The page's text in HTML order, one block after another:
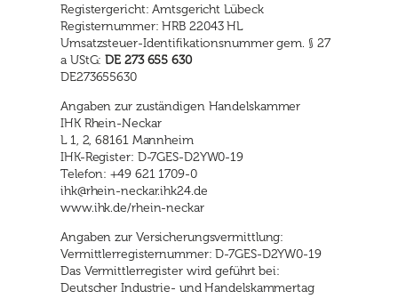
Registergericht: Amtsgericht Lübeck
Registernummer: HRB 22043 HL
Umsatzsteuer-Identifikationsnummer gem. § 27
a UStG:DE 273 655 630
DE273655630
Angaben zur zuständigen Handelskammer
IHK Rhein-Neckar
L 1, 2, 68161 Mannheim
IHK-Register: D-7GES-D2YW0-19
Telefon: +49 621 1709-0
ihk@rhein-neckar.ihk24.de
www.ihk.de/rhein-neckar
Angaben zur Versicherungsvermittlung:
Vermittlerregisternummer: D-7GES-D2YW0-19
Das Vermittlerregister wird geführt bei:
Deutscher Industrie- und Handelskammertag